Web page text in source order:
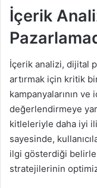
İçerik
İçerik analizi, dijital
artırmak için kritik
kampanyalarının
değerlendirmeye
kitleleriyle daha iyi
sayesinde,
ilgi gösterdiği
stratejilerinin